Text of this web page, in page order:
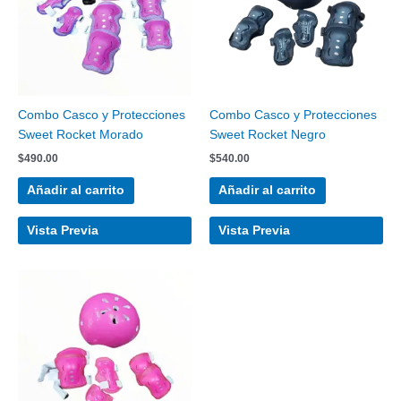
Combo Casco y Protecciones
Sweet Rocket Morado
$490.00
Añadir al carrito
Vista Previa
Combo Casco y Protecciones
Sweet Rocket Negro
$540.00
Añadir al carrito
Vista Previa